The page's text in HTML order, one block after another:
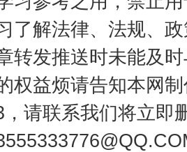
了解法律、法规、
转发推送时未能及
权益烦请告知本网
请联系我们将立即
生不息 一